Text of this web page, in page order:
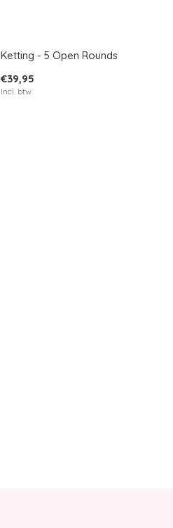
Ketting - 5 Open Rounds
€39,95
Incl. btw